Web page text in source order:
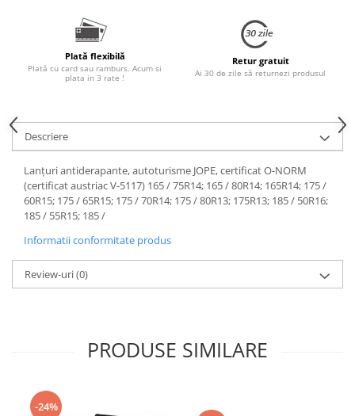
Plată flexibilă
Plată cu card sau ramburs. Acum si
plata in 3 rate !
Retur gratuit
Ai 30 de zile să returnezi produsul
Descriere
Lanțuri antiderapante, autoturisme JOPE, certificat O-NORM
(certificat austriac V-5117) 165 / 75R14; 165 / 80R14; 165R14; 175 /
60R15; 175 / 65R15; 175 / 70R14; 175 / 80R13; 175R13; 185 / 50R16;
185 / 55R15; 185 /
Informatii conformitate produs
Review-uri(0)
PRODUSE SIMILARE
-24%